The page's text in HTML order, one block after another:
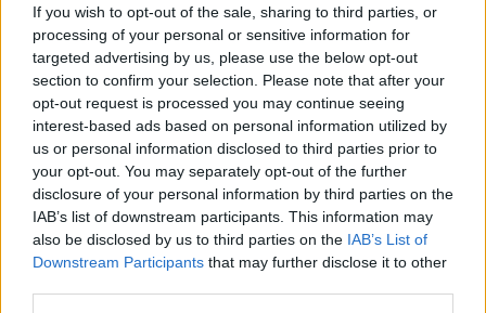
If you wish to opt-out of the sale, sharing to third parties, or
processing of your personal or sensitive information for
targeted advertising by us, please use the below opt-out
section to confirm your selection. Please note that after your
opt-out request is processed you may continue seeing
interest-based ads based on personal information utilized by
us or personal information disclosed to third parties prior to
your opt-out. You may separately opt-out of the further
disclosure of your personal information by third parties on the
IAB’s list of downstream participants. This information may
also be disclosed by us to third parties on the IAB’s List of
Downstream Participants that may further disclose it to other
agenzia delle entrate
4.295 euro
2023-03-13
Nuova Sabatini - Finanziamenti per l'acquisto di
nuovi macchinari, impianti e attrezzature da parte delle
piccole e medi
Ministero delle Imprese e del Made in Italy -
Dipartimento per le politiche per
38.351 euro
Fondo di garanzia per le piccole e medie imprese